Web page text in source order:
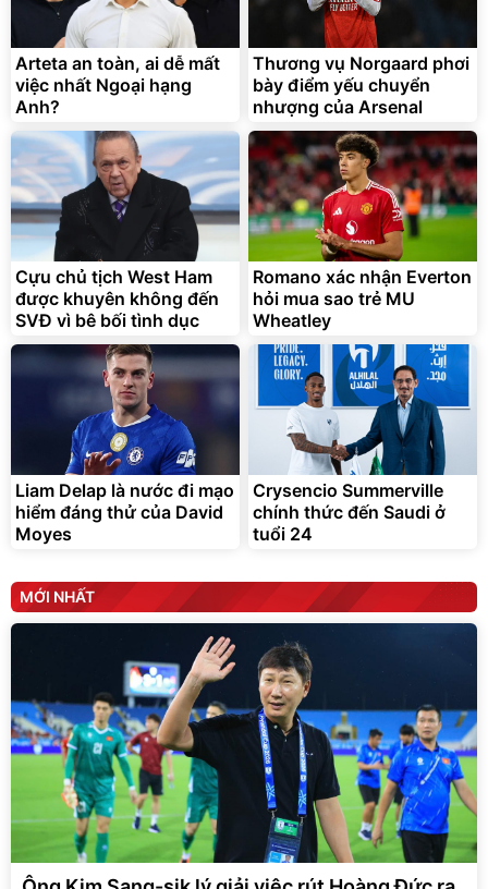
Bạt phủ xe ô tô cao cấp,
tráng nhôm 03 lớp
392.000đ
325.000đ
Đã bán nhiều
Xe đạp điện trợ lực G-
Force C14 gấp gọn bỏ cốp
tiện lợi
9.900.000đ
7.092.000 đ
Đang xem nhiều
G-FORCE VIETNA
Arteta an toàn, ai dễ mất
việc nhất Ngoại hạng
Anh?
Thương vụ Norgaard phơi
bày điểm yếu chuyển
nhượng của Arsenal
Cựu chủ tịch West Ham
được khuyên không đến
SVĐ vì bê bối tình dục
Romano xác nhận Everton
hỏi mua sao trẻ MU
Wheatley
Liam Delap là nước đi mạo
hiểm đáng thử của David
Moyes
Crysencio Summerville
chính thức đến Saudi ở
tuổi 24
MỚI NHẤT